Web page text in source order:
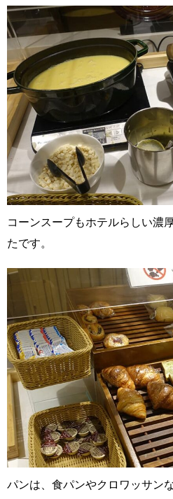
コーンスープもホテルらしい濃
たです。
パンは、食パンやクロワッサン